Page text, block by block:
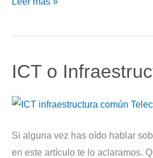
la
Wifi
casa?
ICT o
Si alguna vez has oído hablar
en este artículo te lo aclaramos.